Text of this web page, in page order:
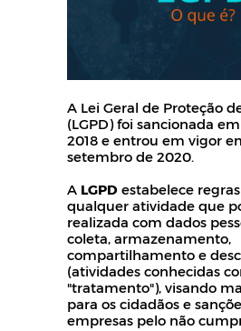
A Lei Geral de Proteção
(LGPD) foi sancionada
2018 e entrou em vigor
setembro de 2020.
A LGPD estabelece
qualquer atividade que
realizada com dados
coleta, armazenamento,
compartilhamento e
(atividades conhecidas
"tratamento"), visando
para os cidadãos e
empresas pelo não